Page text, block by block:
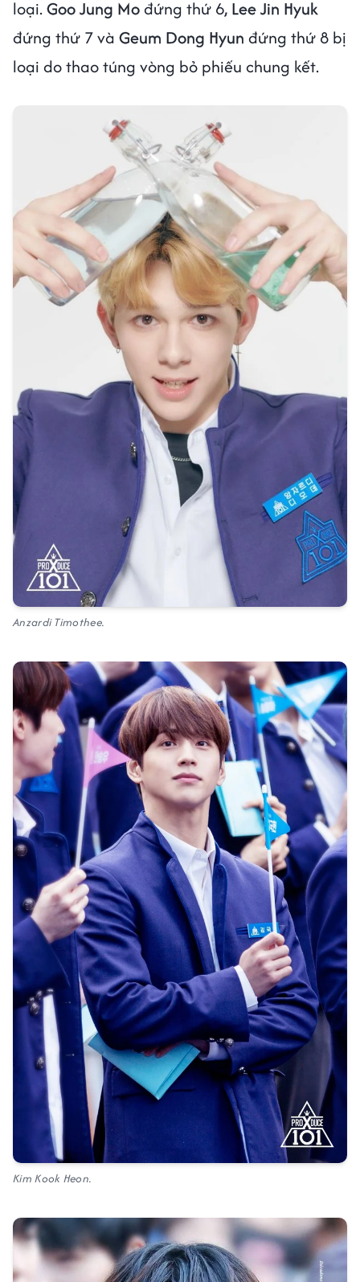
loại.Goo Jung Mođứng thứ 6, Lee Jin Hyuk
đứng thứ 7 và Geum Dong Hyun đứng thứ 8 bị
loại do thao túng vòng bỏ phiếu chung kết.
Anzardi Timothee.
Kim Kook Heon.